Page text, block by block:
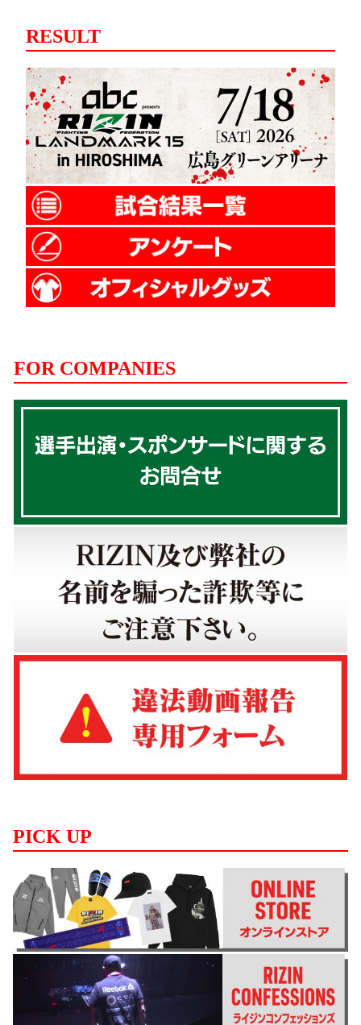
RESULT
FOR COMPANIES
PICK UP